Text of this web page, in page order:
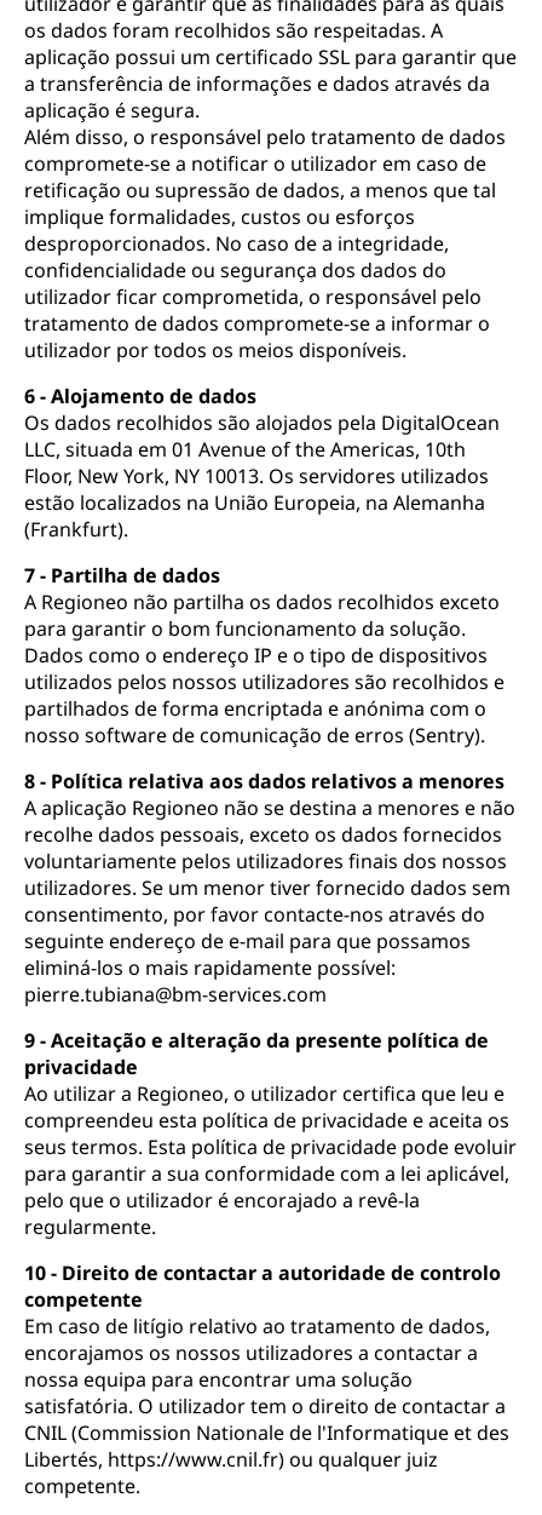
os dados foram recolhidos são respeitadas. A
aplicação possui um certificado SSL para garantir que
a transferência de informações e dados através da
aplicação é segura.
Além disso, o responsável pelo tratamento de dados
compromete-se a notificar o utilizador em caso de
retificação ou supressão de dados, a menos que tal
implique formalidades, custos ou esforços
desproporcionados. No caso de a integridade,
confidencialidade ou segurança dos dados do
utilizador ficar comprometida, o responsável pelo
tratamento de dados compromete-se a informar o
utilizador por todos os meios disponíveis.
6 - Alojamento de dados
Os dados recolhidos são alojados pela DigitalOcean
LLC, situada em 01 Avenue of the Americas, 10th
Floor, New York, NY 10013. Os servidores utilizados
estão localizados na União Europeia, na Alemanha
(Frankfurt).
7 - Partilha de dados
A Regioneo não partilha os dados recolhidos exceto
para garantir o bom funcionamento da solução.
Dados como o endereço IP e o tipo de dispositivos
utilizados pelos nossos utilizadores são recolhidos e
partilhados de forma encriptada e anónima com o
nosso software de comunicação de erros (Sentry).
8 - Política relativa aos dados relativos a menores
A aplicação Regioneo não se destina a menores e não
recolhe dados pessoais, exceto os dados fornecidos
voluntariamente pelos utilizadores finais dos nossos
utilizadores. Se um menor tiver fornecido dados sem
consentimento, por favor contacte-nos através do
seguinte endereço de e-mail para que possamos
eliminá-los o mais rapidamente possível:
pierre.tubiana@bm-services.com
9 - Aceitação e alteração da presente política de
privacidade
Ao utilizar a Regioneo, o utilizador certifica que leu e
compreendeu esta política de privacidade e aceita os
seus termos. Esta política de privacidade pode evoluir
para garantir a sua conformidade com a lei aplicável,
pelo que o utilizador é encorajado a revê-la
regularmente.
10 - Direito de contactar a autoridade de controlo
competente
Em caso de litígio relativo ao tratamento de dados,
encorajamos os nossos utilizadores a contactar a
nossa equipa para encontrar uma solução
satisfatória. O utilizador tem o direito de contactar a
CNIL (Commission Nationale de l'Informatique et des
Libertés, https://www.cnil.fr) ou qualquer juiz
competente.